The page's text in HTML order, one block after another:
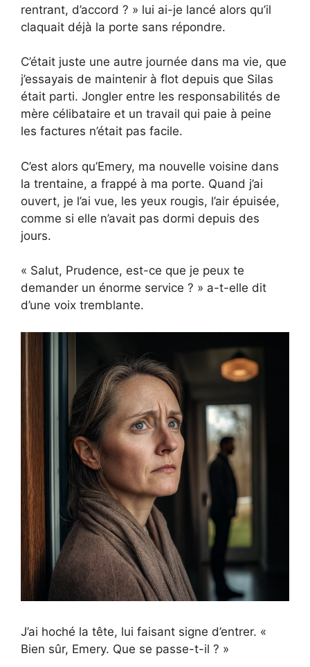
rentrant, d’accord ? » lui ai-je lancé alors qu’il
claquait déjà la porte sans répondre.
C’était juste une autre journée dans ma vie, que
j’essayais de maintenir à flot depuis que Silas
était parti. Jongler entre les responsabilités de
mère célibataire et un travail qui paie à peine
les factures n’était pas facile.
C’est alors qu’Emery, ma nouvelle voisine dans
la trentaine, a frappé à ma porte. Quand j’ai
ouvert, je l’ai vue, les yeux rougis, l’air épuisée,
comme si elle n’avait pas dormi depuis des
jours.
« Salut, Prudence, est-ce que je peux te
demander un énorme service ? » a-t-elle dit
d’une voix tremblante.
J’ai hoché la tête, lui faisant signe d’entrer. «
Bien sûr, Emery. Que se passe-t-il ? »